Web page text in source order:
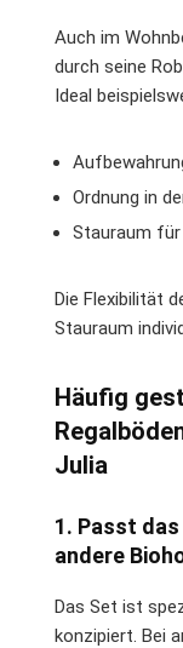
Auch im
durch seine
Ideal
Ordnung in
Stauraum
Die Flexibilität
Stauraum
Häufig
Julia
1. Passt
andere
Das Set ist
konzipiert. Bei